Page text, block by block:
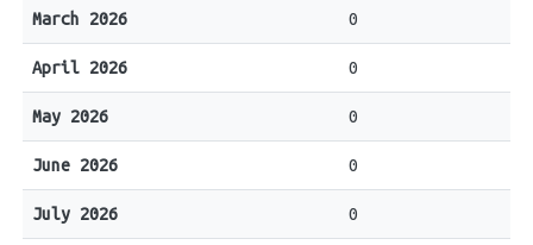
March 2026 0
April 2026 0
May 2026 0
June 2026 0
July 2026 0